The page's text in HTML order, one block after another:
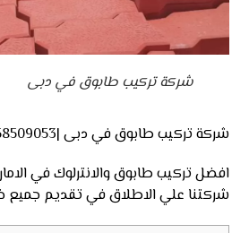
شركة تركيب طابوق في دبى
شركة تركيب طابوق في دبى |0558509053|
افضل تركيب طابوق والانترلوك في
شركتنا علي الاطلاق في تقديم جميع